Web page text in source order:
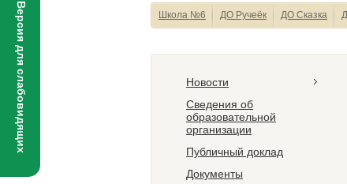
Версия для слабовидящих Школа №6 ДО Ручеёк ДО Сказка
Новости
Сведения об
образовательной
организации
Публичный доклад
Документы